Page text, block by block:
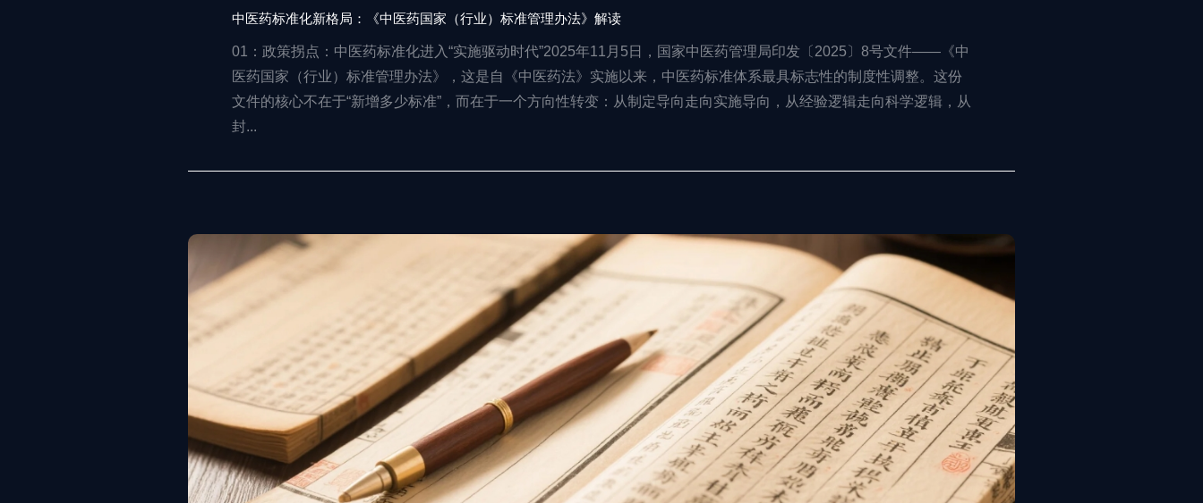
中医药标准化新格局：《中医药国家（行业）标准管理办法》解读
01：政策拐点：中医药标准化进入“实施驱动时代”2025年11月5日，国家中医药管理局印发〔2025〕8号文件——《中
医药国家（行业）标准管理办法》，这是自《中医药法》实施以来，中医药标准体系最具标志性的制度性调整。这份
文件的核心不在于“新增多少标准”，而在于一个方向性转变：从制定导向走向实施导向，从经验逻辑走向科学逻辑，从
封...